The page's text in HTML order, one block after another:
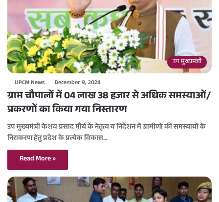
उप मुख्यमंत्री
UPCM News December 9, 2024
ग्राम चौपालों में 04 लाख 38 हजार से अधिक समस्याओं/
प्रकरणों का किया गया निस्तारण
उप मुख्यमंत्री केशव प्रसाद मौर्य के नेतृत्व व निर्देशन में ग्रामीणो की समस्यायों के
निराकरण हेतु प्रदेश के प्रत्येक विकास…
Read More »